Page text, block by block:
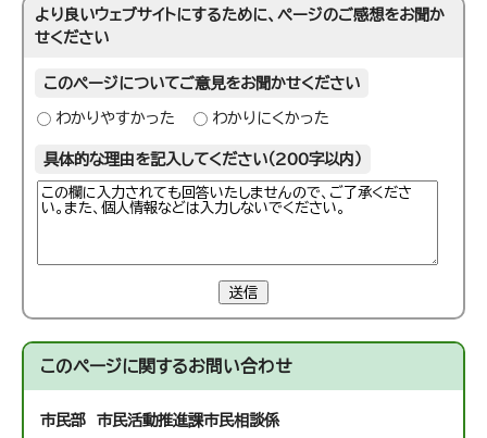
より良いウェブサイトにするために、ページのご感想をお聞か
せください
このページについてご意見をお聞かせください
わかりやすかった わかりにくかった
具体的な理由を記入してください（200字以内）
送信
このページに関するお問い合わせ
市民部 市民活動推進課市民相談係